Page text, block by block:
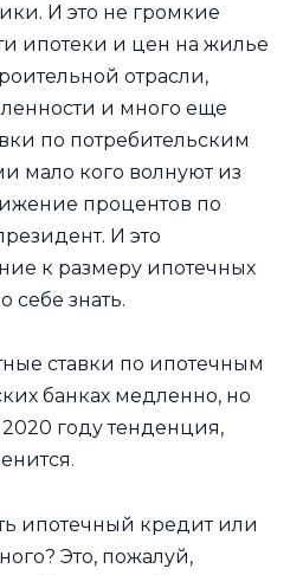
И это не громкие
ипотеки и цен на жилье
отрасли,
и много еще
по потребительским
мало кого волнуют из
процентов по
И это
к размеру ипотечных
себе знать.
ставки по ипотечным
банках медленно, но
году тенденция,
ипотечный кредит или
Это, пожалуй,